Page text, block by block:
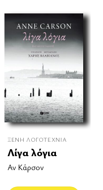
ΞΈΝΗ ΛΟΓΟΤΕΧΝΊΑ
Λίγα λόγια
Αν Κάρσον